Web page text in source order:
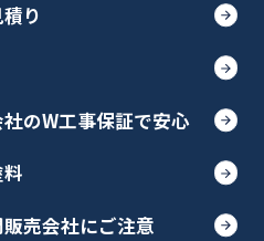
り
のW工事保証で安心
売会社にご注意